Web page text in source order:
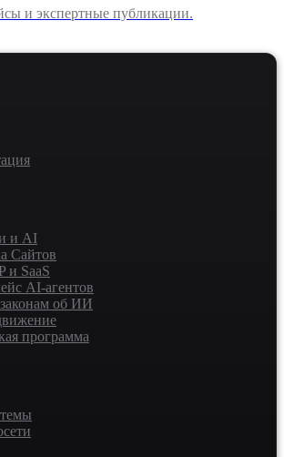
и экспертные публикации.
и AI
Сайтов
и SaaS
AI-агентов
об ИИ
программа